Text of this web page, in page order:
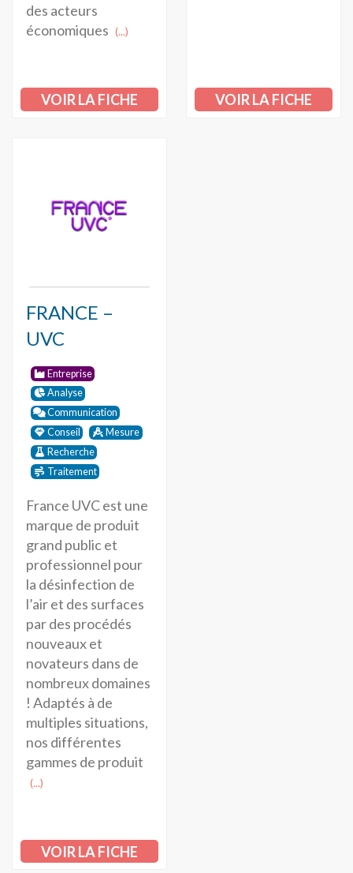
des acteurs
économiques (...)
VOIR LA FICHE VOIR LA FICHE
FRANCE –
UVC
Entreprise
Analyse
Communication
Conseil
Mesure
Recherche
Traitement
France UVC est une
marque de produit
grand public et
professionnel pour
la désinfection de
l’air et des surfaces
par des procédés
nouveaux et
novateurs dans de
nombreux domaines
! Adaptés à de
multiples situations,
nos différentes
gammes de produit
(...)
VOIR LA FICHE